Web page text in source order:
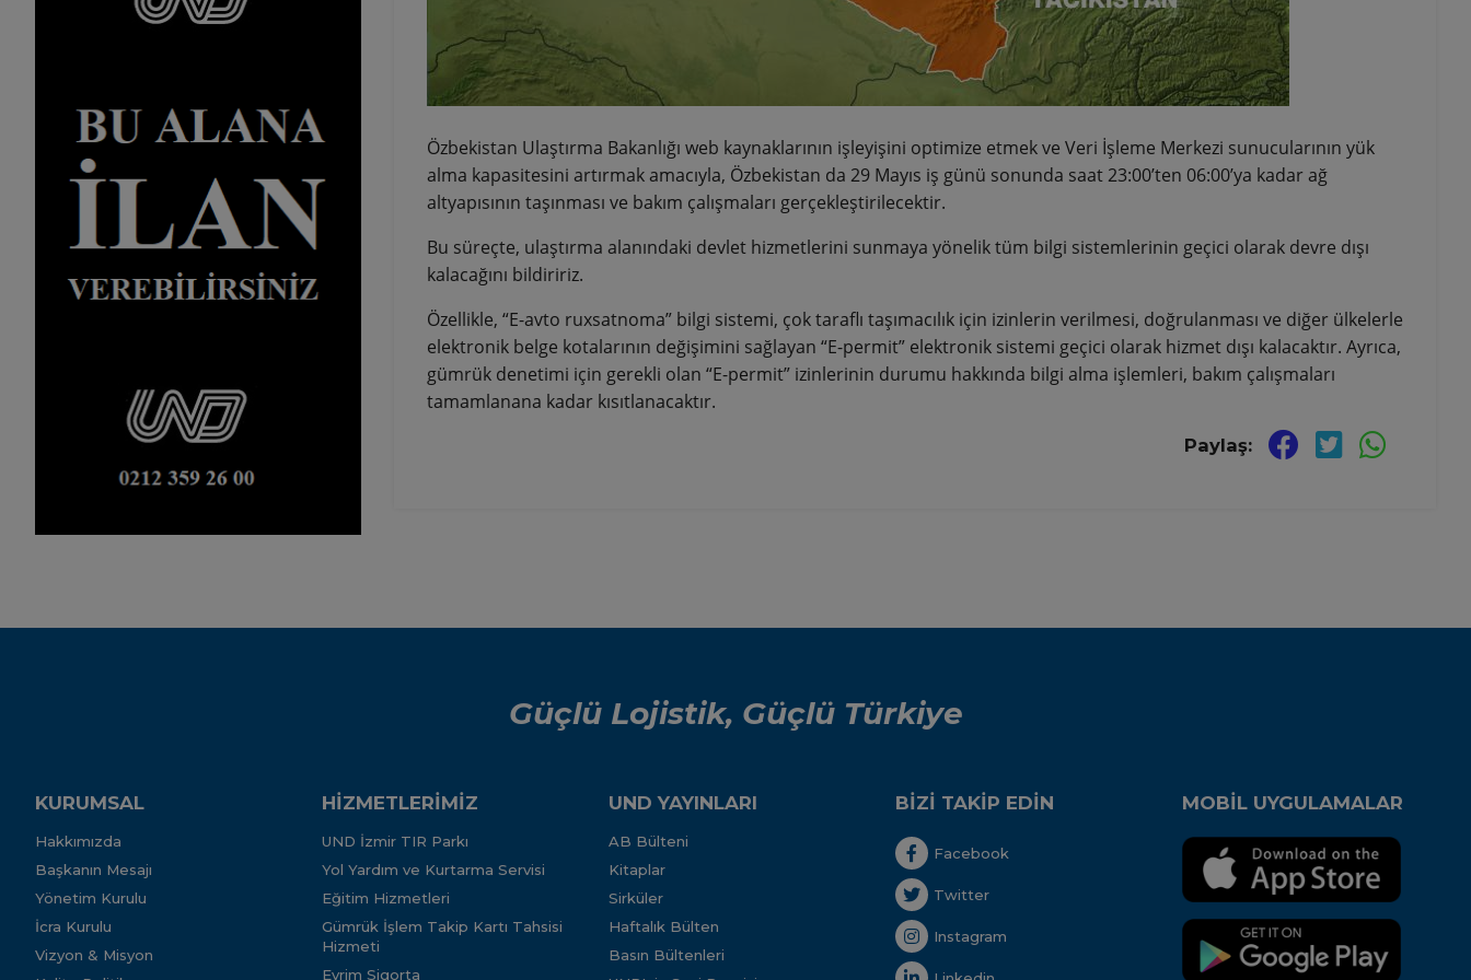
Özbekistan Ulaştırma Bakanlığı web kaynaklarının işleyişini optimize etmek ve Veri İşleme Merkezi sunucularının yük
alma kapasitesini artırmak amacıyla, Özbekistan da 29 Mayıs iş günü sonunda saat 23:00’ten 06:00’ya kadar ağ
altyapısının taşınması ve bakım çalışmaları gerçekleştirilecektir.
Bu süreçte, ulaştırma alanındaki devlet hizmetlerini sunmaya yönelik tüm bilgi sistemlerinin geçici olarak devre dışı
kalacağını bildiririz.
Özellikle, “E-avto ruxsatnoma” bilgi sistemi, çok taraflı taşımacılık için izinlerin verilmesi, doğrulanması ve diğer ülkelerle
elektronik belge kotalarının değişimini sağlayan “E-permit” elektronik sistemi geçici olarak hizmet dışı kalacaktır. Ayrıca,
gümrük denetimi için gerekli olan “E-permit” izinlerinin durumu hakkında bilgi alma işlemleri, bakım çalışmaları
tamamlanana kadar kısıtlanacaktır.
Paylaş:
Güçlü Lojistik, Güçlü Türkiye
KURUMSAL
Hakkımızda
Başkanın Mesajı
Yönetim Kurulu
İcra Kurulu
Vizyon & Misyon
HİZMETLERİMİZ
UND İzmir TIR Parkı
Yol Yardım ve Kurtarma Servisi
Eğitim Hizmetleri
Gümrük İşlem Takip Kartı Tahsisi
Hizmeti
Evrim Sigorta
UND YAYINLARI
AB Bülteni
Kitaplar
Sirküler
Haftalık Bülten
Basın Bültenleri
BİZİ TAKİP EDİN
Facebook
Twitter
Instagram
MOBİL UYGULAMALAR